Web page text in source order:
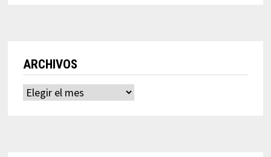
ARCHIVOS
Archivos